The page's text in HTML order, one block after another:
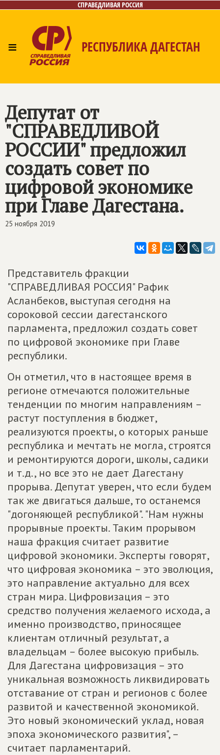
СПРАВЕДЛИВАЯ РОССИЯ
≡ РЕСПУБЛИКА ДАГЕСТАН
Депутат от
"СПРАВЕДЛИВОЙ
РОССИИ" предложил
создать совет по
цифровой экономике
при Главе Дагестана.
25 ноября 2019
Представитель фракции
"СПРАВЕДЛИВАЯ РОССИЯ" Рафик
Асланбеков, выступая сегодня на
сороковой сессии дагестанского
парламента, предложил создать совет
по цифровой экономике при Главе
республики.
Он отметил, что в настоящее время в
регионе отмечаются положительные
тенденции по многим направлениям –
растут поступления в бюджет,
реализуются проекты, о которых раньше
республика и мечтать не могла, строятся
и ремонтируются дороги, школы, садики
и т.д., но все это не дает Дагестану
прорыва. Депутат уверен, что если будем
так же двигаться дальше, то останемся
"догоняющей республикой". "Нам нужны
прорывные проекты. Таким прорывом
наша фракция считает развитие
цифровой экономики. Эксперты говорят,
что цифровая экономика – это эволюция,
это направление актуально для всех
стран мира. Цифровизация – это
средство получения желаемого исхода, а
именно производство, приносящее
клиентам отличный результат, а
владельцам – более высокую прибыль.
Для Дагестана цифровизация – это
уникальная возможность ликвидировать
отставание от стран и регионов с более
развитой и качественной экономикой.
Это новый экономический уклад, новая
эпоха экономического развития", –
считает парламентарий.